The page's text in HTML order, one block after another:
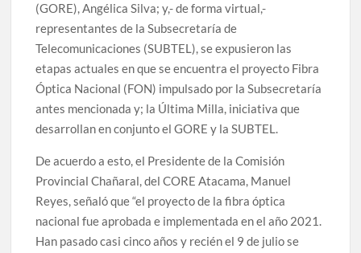
(GORE), Angélica Silva; y,- de forma virtual,-
representantes de la Subsecretaría de
Telecomunicaciones (SUBTEL), se expusieron las
etapas actuales en que se encuentra el proyecto Fibra
Óptica Nacional (FON) impulsado por la Subsecretaría
antes mencionada y; la Última Milla, iniciativa que
desarrollan en conjunto el GORE y la SUBTEL.
De acuerdo a esto, el Presidente de la Comisión
Provincial Chañaral, del CORE Atacama, Manuel
Reyes, señaló que “el proyecto de la fibra óptica
nacional fue aprobada e implementada en el año 2021.
Han pasado casi cinco años y recién el 9 de julio se